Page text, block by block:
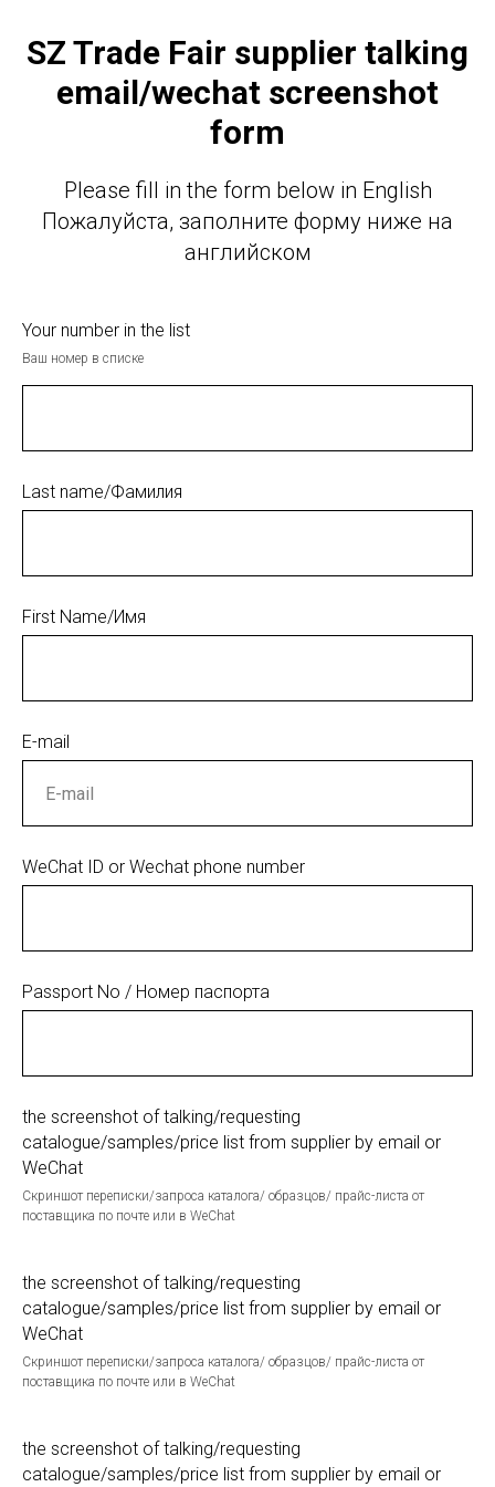
SZ Trade Fair supplier talking
email/wechat screenshot
form
Please fill in the form below in English
Пожалуйста, заполните форму ниже на
английском
Your number in the list
Ваш номер в списке
Last name/Фамилия
First Name/Имя
E-mail
WeChat ID or Wechat phone number
Passport No / Номер паспорта
the screenshot of talking/requesting
catalogue/samples/price list from supplier by email or
WeChat
Скриншот переписки/запроса каталога/ образцов/ прайс-листа от
поставщика по почте или в WeChat
the screenshot of talking/requesting
catalogue/samples/price list from supplier by email or
WeChat
Скриншот переписки/запроса каталога/ образцов/ прайс-листа от
поставщика по почте или в WeChat
the screenshot of talking/requesting
catalogue/samples/price list from supplier by email or